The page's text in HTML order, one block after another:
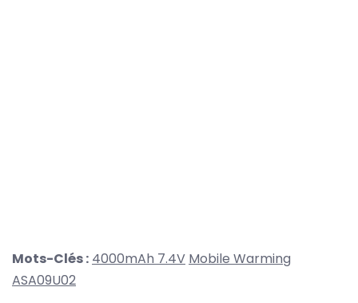
Mots-Clés : 4000mAh 7.4V Mobile Warming
ASA09U02